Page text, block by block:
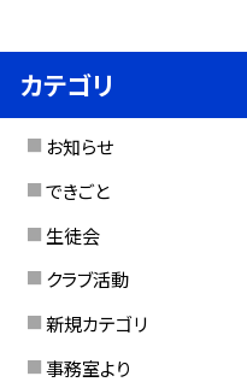
カテゴリ
お知らせ
できごと
生徒会
クラブ活動
新規カテゴリ
事務室より